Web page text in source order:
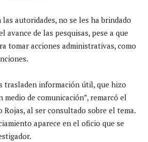
las autoridades, no se les ha brindado
avance de las pesquisas, pese a que
tomar acciones administrativas, como
trasladen información útil, que hizo
medio de comunicación”, remarcó el
Rojas, al ser consultado sobre el tema.
aparece en el oficio que se